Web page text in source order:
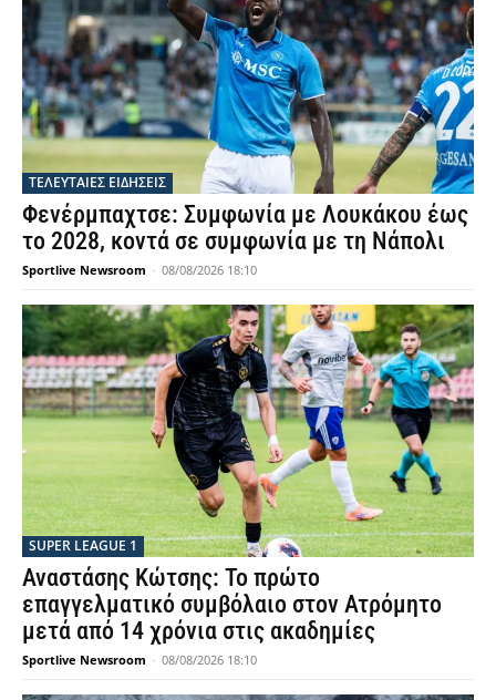
ΤΕΛΕΥΤΑΙΕΣ ΕΙΔΗΣΕΙΣ
Φενέρμπαχτσε: Συμφωνία με Λουκάκου έως
το 2028, κοντά σε συμφωνία με τη Νάπολι
Sportlive Newsroom - 08/08/2026 18:10
SUPER LEAGUE 1
Αναστάσης Κώτσης: Το πρώτο
επαγγελματικό συμβόλαιο στον Ατρόμητο
μετά από 14 χρόνια στις ακαδημίες
Sportlive Newsroom - 08/08/2026 18:10